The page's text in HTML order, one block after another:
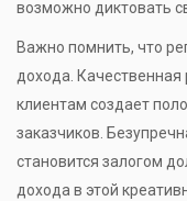
возможно диктовать
Важно помнить, что
дохода.
клиентам создает
заказчиков.
становится залогом
дохода в этой